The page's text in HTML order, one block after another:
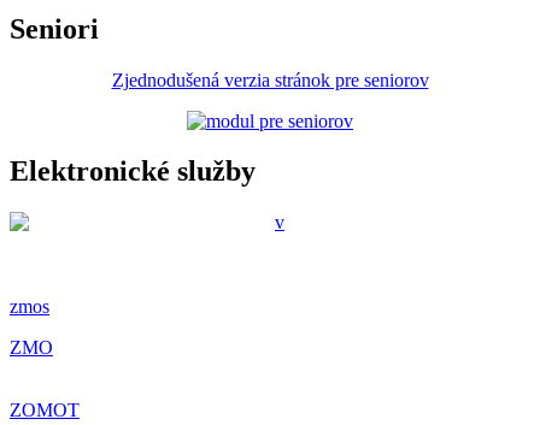
Seniori
Zjednodušená verzia stránok pre seniorov
Elektronické služby
zmos
ZMO
ZOMOT